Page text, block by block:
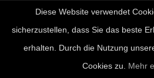
Diese Website verwendet
sicherzustellen, dass Sie das beste
erhalten. Durch die Nutzung
Cookies zu. Mehr